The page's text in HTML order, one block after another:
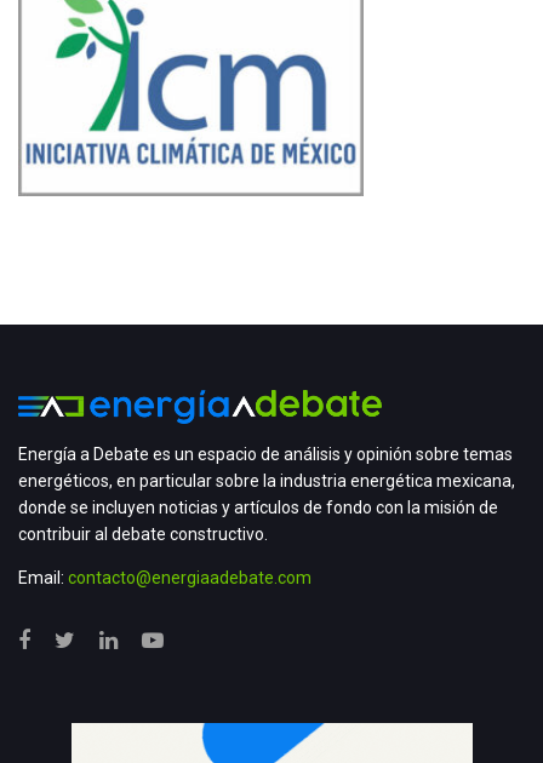
Energía a Debate es un espacio de análisis y opinión sobre temas
energéticos, en particular sobre la industria energética mexicana,
donde se incluyen noticias y artículos de fondo con la misión de
contribuir al debate constructivo.
Email: contacto@energiaadebate.com